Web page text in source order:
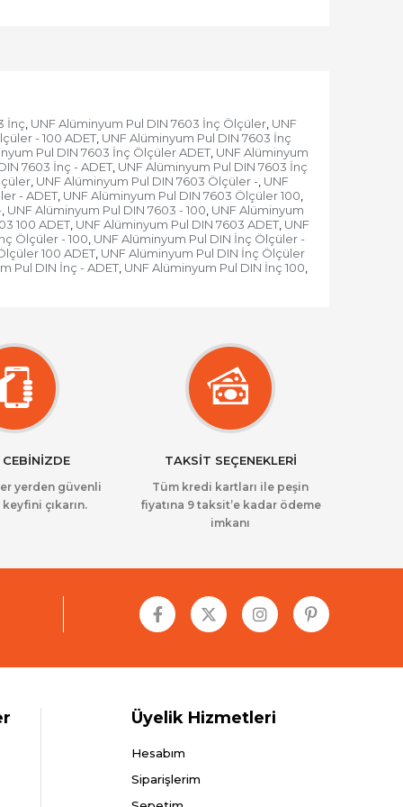
İnç, UNF Alüminyum Pul DIN 7603 İnç Ölçüler, UNF
- 100 ADET, UNF Alüminyum Pul DIN 7603 İnç
Pul DIN 7603 İnç Ölçüler ADET, UNF Alüminyum
7603 İnç - ADET, UNF Alüminyum Pul DIN 7603 İnç
, UNF Alüminyum Pul DIN 7603 Ölçüler -, UNF
- ADET, UNF Alüminyum Pul DIN 7603 Ölçüler 100,
, UNF Alüminyum Pul DIN 7603 - 100, UNF Alüminyum
100 ADET, UNF Alüminyum Pul DIN 7603 ADET, UNF
Ölçüler - 100, UNF Alüminyum Pul DIN İnç Ölçüler -
100 ADET, UNF Alüminyum Pul DIN İnç Ölçüler
Pul DIN İnç - ADET, UNF Alüminyum Pul DIN İnç 100,
yerden güvenli
çıkarın.
TAKSİT SEÇENEKLERİ
Tüm kredi kartları ile peşin
fiyatına 9 taksit’e kadar ödeme
imkanı
Üyelik Hizmetleri
Hesabım
Siparişlerim